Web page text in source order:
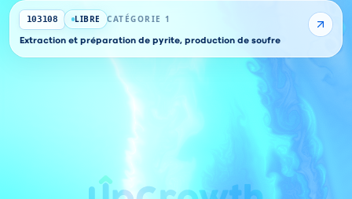
103108 LIBRE CATÉGORIE 1
Extraction et préparation de pyrite, production de soufre